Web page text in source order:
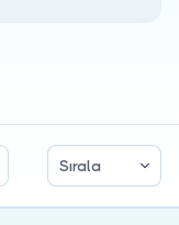
Sırala